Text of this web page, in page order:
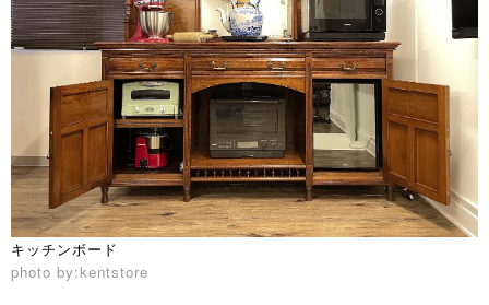
キッチンボード
photo by:kentstore